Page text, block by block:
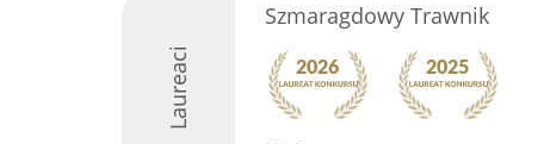
Laureaci
Szmaragdowy Trawnik